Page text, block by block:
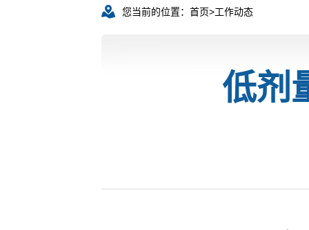
您当前的位置： 首页>工作动态
低剂